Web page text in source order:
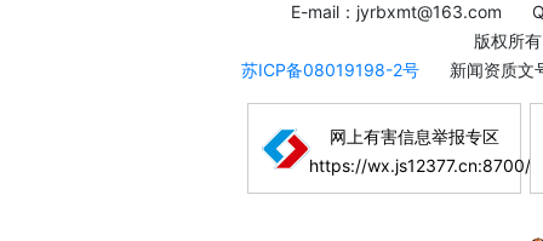
E-mail：jyrbxmt@163.com
版权所
苏ICP备08019198-2号
新闻资质
网上有害信息举报专区
https://wx.js12377.cn:8700/